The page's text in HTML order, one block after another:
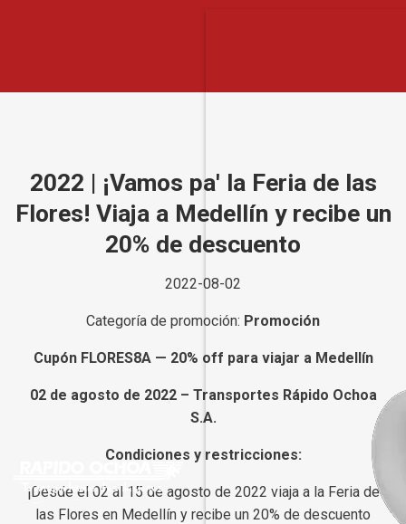
2022 | ¡Vamos pa' la Feria de las
Flores! Viaja a Medellín y recibe un
20% de descuento
2022-08-02
Categoría de promoción: Promoción
Cupón FLORES8A — 20% off para viajar a Medellín
02 de agosto de 2022 – Transportes Rápido Ochoa
S.A.
Condiciones y restricciones:
¡Desde el 02 al 15 de agosto de 2022 viaja a la Feria de
las Flores en Medellín y recibe un 20% de descuento